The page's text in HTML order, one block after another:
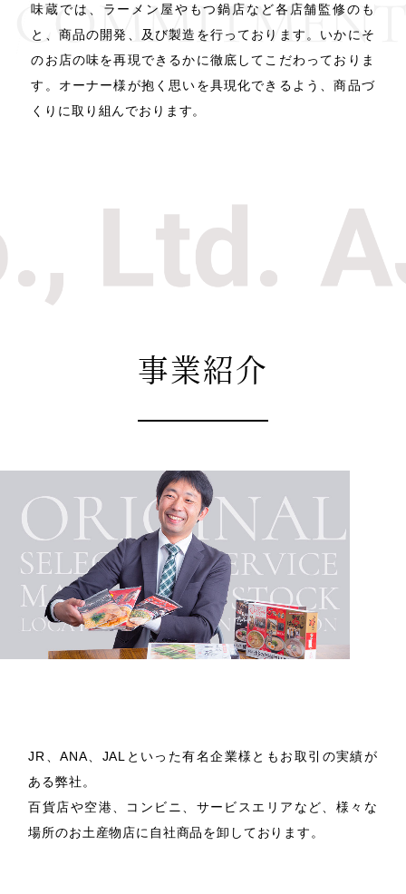
味蔵では、ラーメン屋やもつ鍋店など各店舗監修のも
と、 商品の開発、及び製造を行っております。 いかにそ
のお店の味を再現できるかに徹底して こだわっておりま
す。 オーナー様が抱く思いを具現化できるよう、商品づ
くりに取り組んでおります。
事業紹介
JR、ANA、JALといった有名企業様ともお取引の実績が
ある弊社。
百貨店や空港、コンビニ、サービスエリアなど、様々な
場所のお土産物店に自社商品を卸しております。